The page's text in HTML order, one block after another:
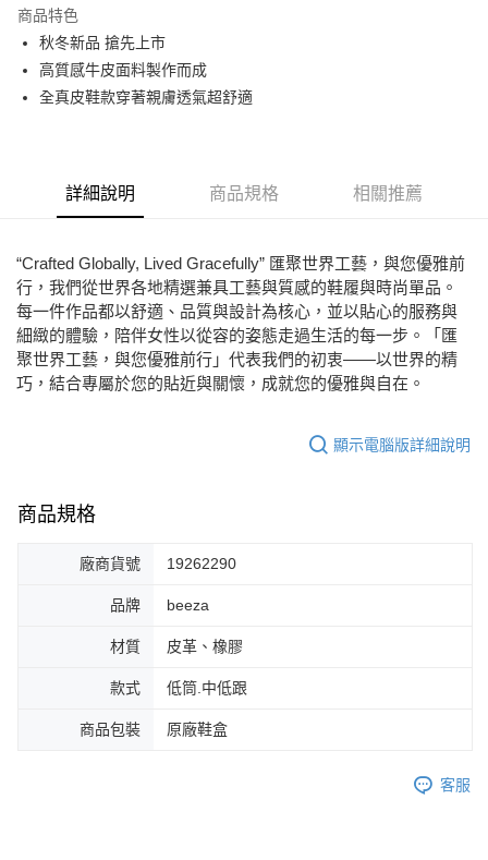
悠遊付
ATM付款
每筆NT$80，滿NT$2,000(含以上)免運費
每筆NT$80，滿NT$2,000(含以上)免運費
宅配
免運費
付款後門市自取
每筆NT$80，滿NT$2,000(含以上)免運費
商品特色
秋冬新品 搶先上市
高質感牛皮面料製作而成
全真皮鞋款穿著親膚透氣超舒適
詳細說明 商品規格 相關推薦
“Crafted Globally, Lived Gracefully” 匯聚世界工藝，與您優雅前
行，我們從世界各地精選兼具工藝與質感的鞋履與時尚單品。
每一件作品都以舒適、品質與設計為核心，並以貼心的服務與
細緻的體驗，陪伴女性以從容的姿態走過生活的每一步。「匯
聚世界工藝，與您優雅前行」代表我們的初衷——以世界的精
巧，結合專屬於您的貼近與關懷，成就您的優雅與自在。
顯示電腦版詳細說明
商品規格
廠商貨號 19262290
品牌 beeza
材質 皮革、橡膠
款式 低筒.中低跟
商品包裝 原廠鞋盒
客服